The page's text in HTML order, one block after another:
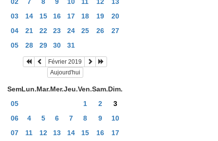
03
14 15 16 17 18 19
20
04
21 22 23 24 25 26
27
05
28 29 30 31
Février 2019
Aujourd'hui
SemLun.Mar.Mer.Jeu.Ven.Sam.Dim.
05
1 2
3
06
4 5 6 7 8 9
10
07
11 12 13 14 15 16
17